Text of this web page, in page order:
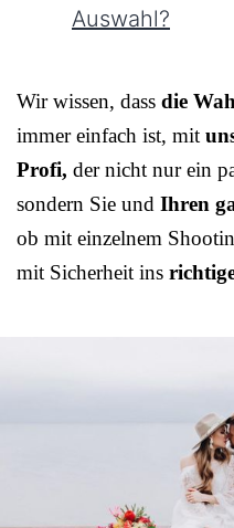
Auswahl?
Wir wissen, dass die
immer einfach ist, mit
Profi, der nicht nur ein
sondern Sie und Ihren
ob mit einzelnem
mit Sicherheit ins